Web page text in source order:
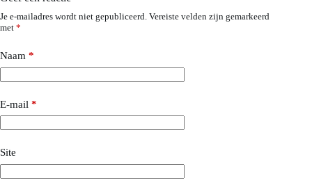
Je e-mailadres wordt niet gepubliceerd. Vereiste velden zijn gemarkeerd
met *
Naam *
E-mail *
Site